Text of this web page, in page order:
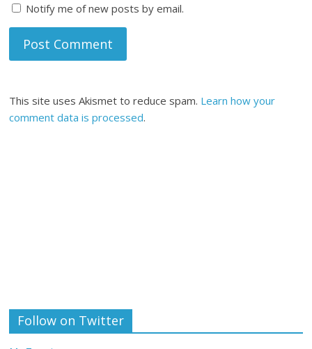
Notify me of new posts by email.
This site uses Akismet to reduce spam. Learn how your
comment data is processed.
Follow on Twitter